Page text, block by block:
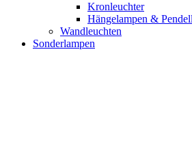
Kronleuchter
Hängelampen &
Wandleuchten
Sonderlampen